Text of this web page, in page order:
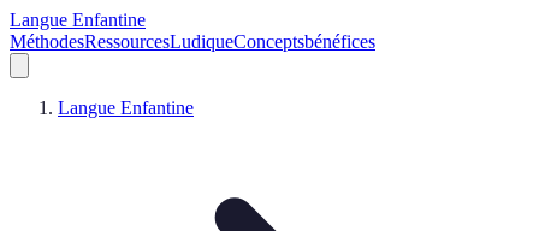
Langue Enfantine
MéthodesRessourcesLudiqueConceptsbénéfices
Langue Enfantine